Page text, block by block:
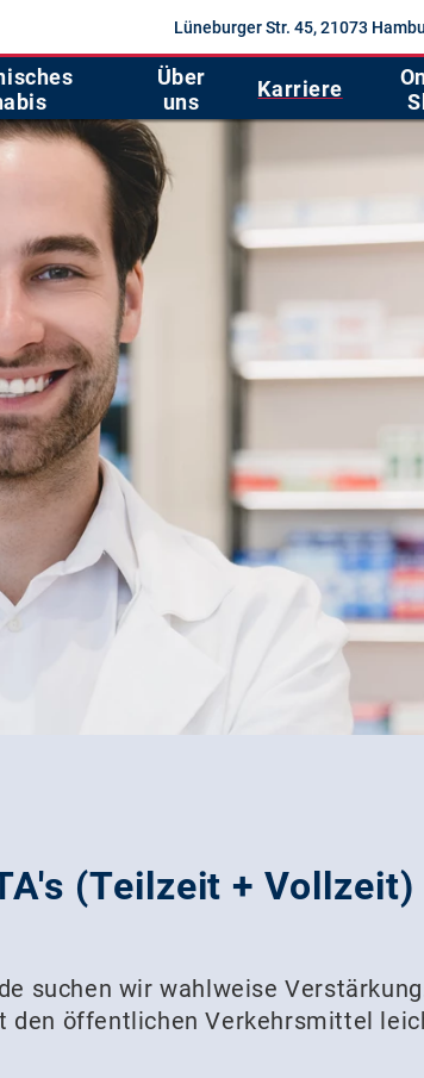
Lüneburger Str. 45, 21073
Über
uns
Karriere
(Teilzeit + Vollzeit)
suchen wir wahlweise
den öffentlichen Verkehrsmittel